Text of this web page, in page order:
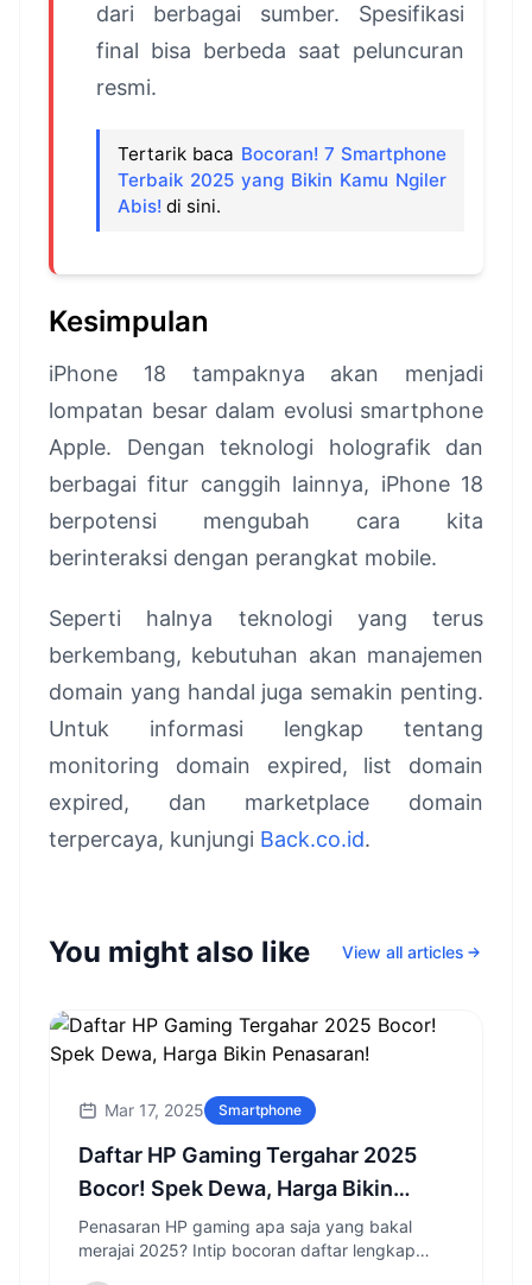
dari berbagai sumber. Spesifikasi
final bisa berbeda saat peluncuran
resmi.
Tertarik baca Bocoran! 7 Smartphone
Terbaik 2025 yang Bikin Kamu Ngiler
Abis! di sini.
Kesimpulan
iPhone 18 tampaknya akan menjadi
lompatan besar dalam evolusi smartphone
Apple. Dengan teknologi holografik dan
berbagai fitur canggih lainnya, iPhone 18
berpotensi mengubah cara kita
berinteraksi dengan perangkat mobile.
Seperti halnya teknologi yang terus
berkembang, kebutuhan akan manajemen
domain yang handal juga semakin penting.
Untuk informasi lengkap tentang
monitoring domain expired, list domain
expired, dan marketplace domain
terpercaya, kunjungi Back.co.id.
You might also like View all articles
Mar 17, 2025 Smartphone
Daftar HP Gaming Tergahar 2025
Bocor! Spek Dewa, Harga Bikin
Penasaran!
Penasaran HP gaming apa saja yang bakal
merajai 2025? Intip bocoran daftar lengkap